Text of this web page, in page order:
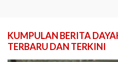
KUMPULAN BERITA
TERBARU DAN TERKINI